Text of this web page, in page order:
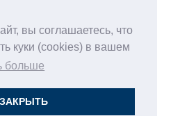
вы соглашаетесь, что
куки (cookies) в вашем
больше
ЗАКРЫТЬ
выставки